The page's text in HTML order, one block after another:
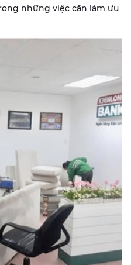
những việc cần làm ưu